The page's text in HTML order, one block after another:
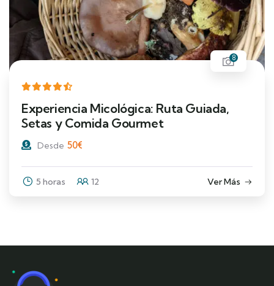
8
Experiencia Micológica: Ruta Guiada,
Setas y Comida Gourmet
Desde 50€
5 horas 12 Ver Más